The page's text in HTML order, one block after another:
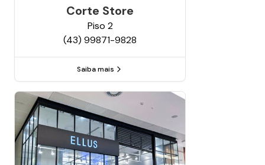
Corte Store
Piso 2
(43) 99871-9828
Saiba mais